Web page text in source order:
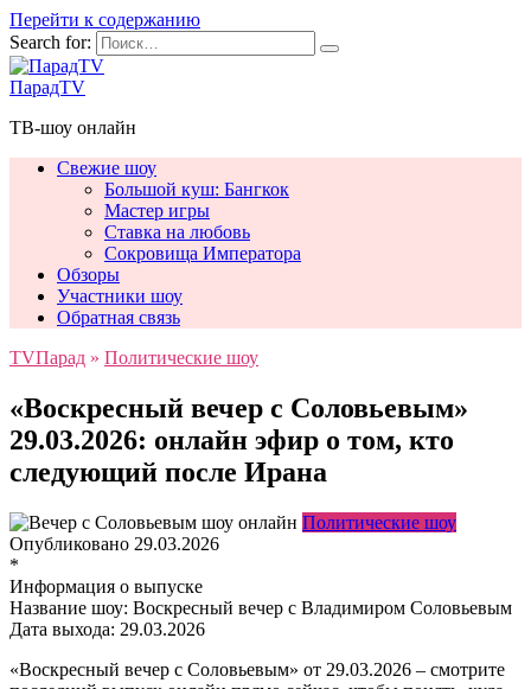
Перейти к содержанию
Search for:
ПарадTV
ТВ-шоу онлайн
Свежие шоу
Большой куш: Бангкок
Мастер игры
Ставка на любовь
Сокровища Императора
Обзоры
Участники шоу
Обратная связь
TVПарад » Политические шоу
«Воскресный вечер с Соловьевым»
29.03.2026: онлайн эфир о том, кто
следующий после Ирана
Политические шоу
Опубликовано 29.03.2026
*
Информация о выпуске
Название шоу: Воскресный вечер с Владимиром Соловьевым
Дата выхода: 29.03.2026
«Воскресный вечер с Соловьевым» от 29.03.2026 – смотрите